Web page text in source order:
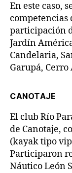
En este caso,
competencias
participación
Jardín
Candelaria,
Garupá, Cerro
CANOTAJE
El club Río
de Canotaje,
(kayak tipo
Participaron
Náutico León